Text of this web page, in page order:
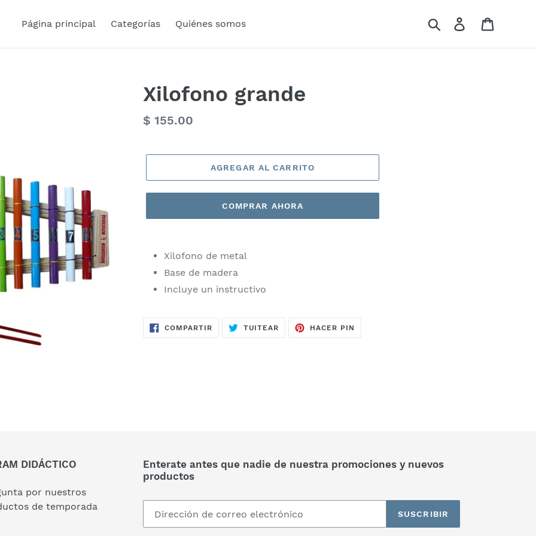
Página principal Categorías Quiénes somos Buscar Ingresar
Xilofono grande
Precio
$ 155.00
AGREGAR AL CARRITO
COMPRAR AHORA
Xilofono de metal
Base de madera
Incluye un instructivo
COMPARTIRCOMPARTIRTUITEAR TUITEARHACER PIN
DIDÁCTICO
por nuestros
de temporada
Enterate antes que nadie de nuestra promociones y nuevos
productos
SUSCRIBIR